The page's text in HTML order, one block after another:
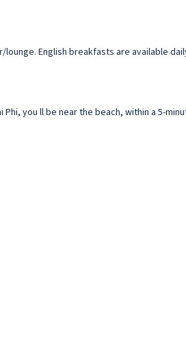
English breakfasts are available
you ll be near the beach, within a 5-